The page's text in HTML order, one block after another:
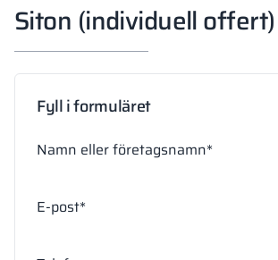
Siton (individuell offert)
Fyll i formuläret
Namn eller företagsnamn*
E-post*